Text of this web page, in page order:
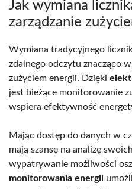
Jak wymiana
zarządzanie
Wymiana tradycyjnego
zdalnego odczytu znacząco
zużyciem energii. Dzięki
jest bieżące monitorowanie
wspiera efektywność
Mając dostęp do danych w
mają szansę na analizę
wypatrywanie możliwości
monitorowania energii